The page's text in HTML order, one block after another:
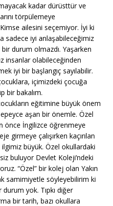
kadar dürüsttür ve
törpülemeye
ailesini seçemiyor. İyi ki
sadece iyi anlaşabileceğimiz
durum olmazdı. Yaşarken
insanlar olabileceğinden
iyi bir başlangıç sayılabilir.
içimizdeki çocuğa
bir bakalım.
eğitimine büyük önem
aşan bir önemle. Özel
önce İngilizce öğrenmeye
girmeye çalışırken kaçırılan
büyük. Özel okullardaki
buluyor Devlet Koleji’ndeki
“Özel” bir kolej olan Yakın
samimiyetle söyleyebilirim ki
yok. Tıpkı diğer
bir tarih, bazı okullara